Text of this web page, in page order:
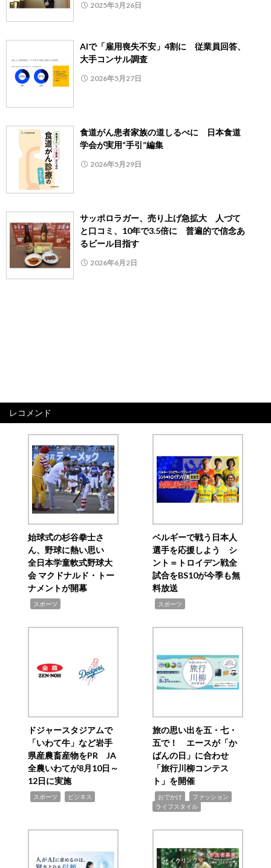
2025年3月26日
AIで「雇用喪失不安」4割に 従業員回答、
大手コンサル調査
2026年5月27日
食道がん患者家族の道しるべに 日本食道
学会が実用“手引”編集
2026年5月29日
サッポロラガー、売り上げ急拡大 人づて
と口コミ、10年で3.5倍に 普遍的で信念あ
るビール目指す
2026年6月2日
レコメンド
始球式の杉谷拳士さ
ん、野球に熱い思い
全日本学童軟式野球大
会 マクドナルド・トー
ナメントが開幕
スポーツ
ベルギーで戦う日本人
選手を応援しよう シ
ント＝トロイデン戦全
試合をBS10が今季も無
料放送
スポーツ
ドジャースタジアムで
「いわて牛」など岩手
県産農畜産物をPR JA
全農いわてが8月10日～
12日に実施
スポーツ ビジネス
旅の思い出を五・七・
五で！ エースが「か
ばんの日」に合わせ
「旅行川柳コンテス
ト」を開催
おでかけ ファッション
ライフスタイル